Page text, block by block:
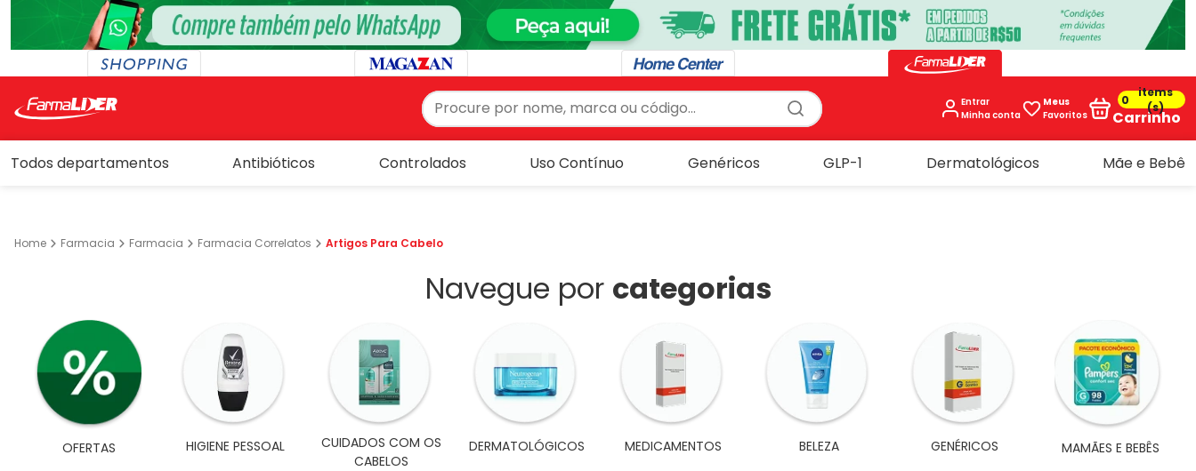
Procure por nome, marca ou código... Entrar
Meus
Favoritos
Carrinho
0
Todos departamentos Antibióticos Controlados Uso Contínuo Genéricos GLP-1 Dermatológicos Mãe e Bebê
Farmacia Farmacia Farmacia Correlatos Artigos Para Cabelo
Navegue por categorias
OFERTAS HIGIENE PESSOAL
CUIDADOS COM OS
CABELOS
DERMATOLÓGICOS MEDICAMENTOS BELEZA GENÉRICOS MAMÃES E BEBÊS
TERMOS MAIS BUSCADOS
1º
protetor solar
7
8
hidratante
9º
sabonete facial
10º bepantol